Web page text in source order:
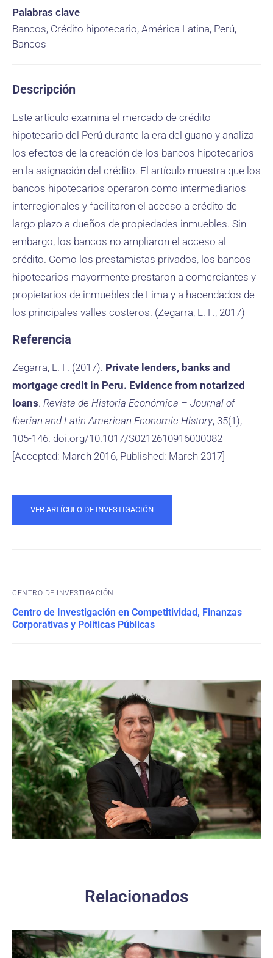
Palabras clave
Bancos, Crédito hipotecario, América Latina, Perú,
Bancos
Descripción
Este artículo examina el mercado de crédito
hipotecario del Perú durante la era del guano y analiza
los efectos de la creación de los bancos hipotecarios
en la asignación del crédito. El artículo muestra que los
bancos hipotecarios operaron como intermediarios
interregionales y facilitaron el acceso a crédito de
largo plazo a dueños de propiedades inmuebles. Sin
embargo, los bancos no ampliaron el acceso al
crédito. Como los prestamistas privados, los bancos
hipotecarios mayormente prestaron a comerciantes y
propietarios de inmuebles de Lima y a hacendados de
los principales valles costeros. (Zegarra, L. F., 2017)
Referencia
Zegarra, L. F. (2017). Private lenders, banks and
mortgage credit in Peru. Evidence from notarized
loans. Revista de Historia Económica – Journal of
Iberian and Latin American Economic History, 35(1),
105-146. doi.org/10.1017/S0212610916000082
[Accepted: March 2016, Published: March 2017]
VER ARTÍCULO DE INVESTIGACIÓN
CENTRO DE INVESTIGACIÓN
Centro de Investigación en Competitividad, Finanzas
Corporativas y Políticas Públicas
Relacionados